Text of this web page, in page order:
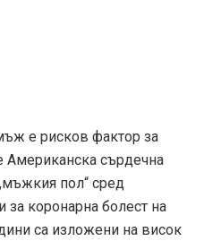
е рисков фактор за
Американска сърдечна
пол“ сред
за коронарна болест на
са изложени на висок